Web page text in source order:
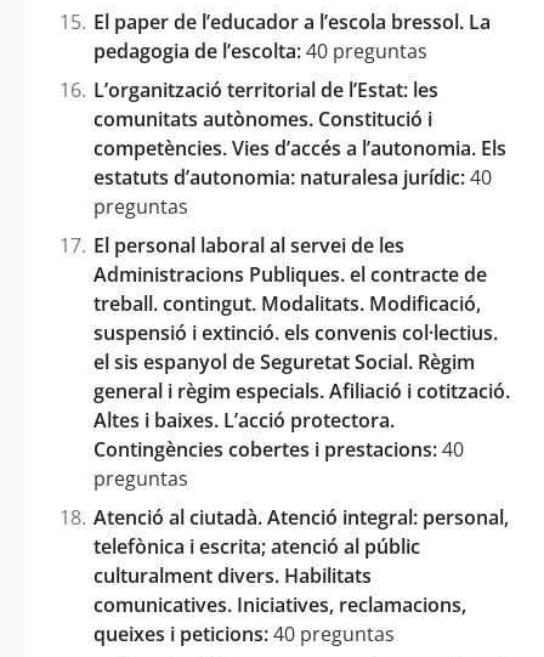
El paper de l’educador a l’escola bressol. La
pedagogia de l’escolta:40 preguntas
L’organització territorial de l’Estat: les
comunitats autònomes. Constitució i
competències. Vies d’accés a l’autonomia. Els
estatuts d’autonomia: naturalesa jurídic:40
preguntas
El personal laboral al servei de les
Administracions Publiques. el contracte de
treball. contingut. Modalitats. Modificació,
suspensió i extinció. els convenis col·lectius.
el sis espanyol de Seguretat Social. Règim
general i règim especials. Afiliació i cotització.
Altes i baixes. L’acció protectora.
Contingències cobertes i prestacions:40
preguntas
Atenció al ciutadà. Atenció integral: personal,
telefònica i escrita; atenció al públic
culturalment divers. Habilitats
comunicatives. Iniciatives, reclamacions,
queixes i peticions:40 preguntas